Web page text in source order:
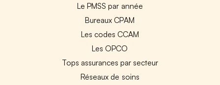
Le PMSS par année
Bureaux CPAM
Les codes CCAM
Les OPCO
Tops assurances par secteur
Réseaux de soins